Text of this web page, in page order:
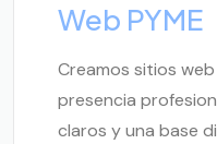
Web PYME
Creamos sitios
presencia
claros y una base